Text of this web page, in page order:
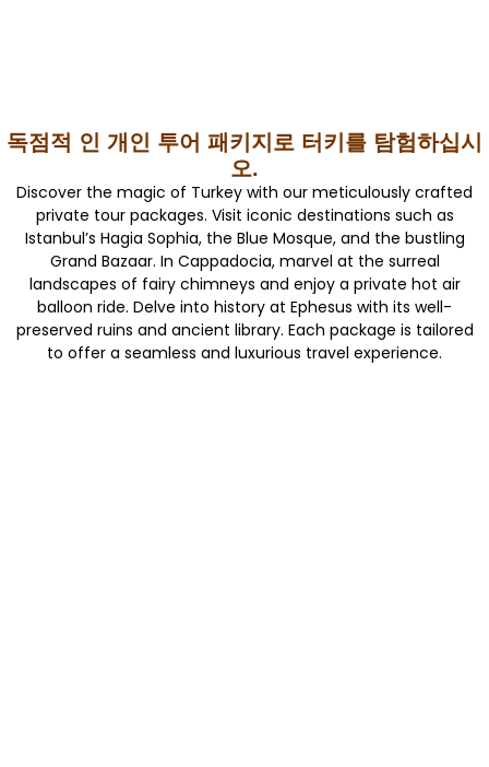
독점적 인 개인 투어 패키지로 터키를 탐험하십시
오.
Discover the magic of Turkey with our meticulously crafted
private tour packages. Visit iconic destinations such as
Istanbul’s Hagia Sophia, the Blue Mosque, and the bustling
Grand Bazaar. In Cappadocia, marvel at the surreal
landscapes of fairy chimneys and enjoy a private hot air
balloon ride. Delve into history at Ephesus with its well-
preserved ruins and ancient library. Each package is tailored
to offer a seamless and luxurious travel experience.